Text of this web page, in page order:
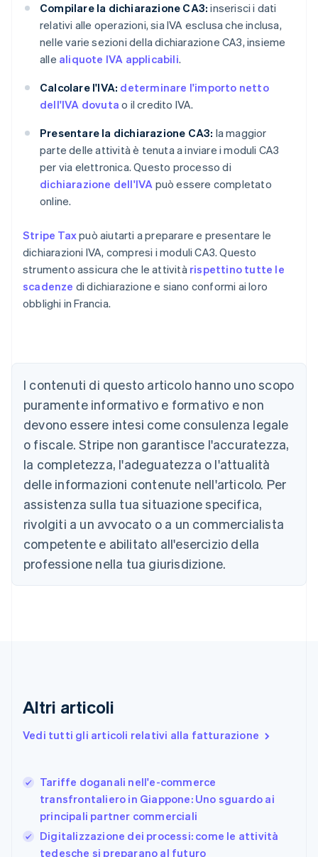
Compilare la dichiarazione CA3: inserisci i dati
relativi alle operazioni, sia IVA esclusa che inclusa,
nelle varie sezioni della dichiarazione CA3, insieme
alle aliquote IVA applicabili.
Calcolare l'IVA: determinare l'importo netto
dell'IVA dovuta o il credito IVA.
Presentare la dichiarazione CA3: la maggior
parte delle attività è tenuta a inviare i moduli CA3
per via elettronica. Questo processo di
dichiarazione dell'IVA può essere completato
online.
Stripe Taxpuò aiutarti a preparare e presentare le
dichiarazioni IVA, compresi i moduli CA3. Questo
strumento assicura che le attività rispettino tutte le
scadenze di dichiarazione e siano conformi ai loro
obblighi in Francia.
I contenuti di questo articolo hanno uno scopo
puramente informativo e formativo e non
devono essere intesi come consulenza legale
o fiscale. Stripe non garantisce l'accuratezza,
la completezza, l'adeguatezza o l'attualità
delle informazioni contenute nell'articolo. Per
assistenza sulla tua situazione specifica,
rivolgiti a un avvocato o a un commercialista
competente e abilitato all'esercizio della
professione nella tua giurisdizione.
Altri articoli
Vedi tutti gli articoli relativi alla fatturazione
Tariffe doganali nell'e-commerce
transfrontaliero in Giappone: Uno sguardo ai
principali partner commerciali
Digitalizzazione dei processi: come le attività
tedesche si preparano al futuro
Australia
English
Austria
DeutschEnglish
Belgio
Nederlands FrançaisDeutsch English
Brasile
Português
Bulgaria
English
Canada
Cina continentale
Emirati Arabi Uniti
English
Estonia
EnglishSvenska
Francia
Germania
Deutsch English
Giappone